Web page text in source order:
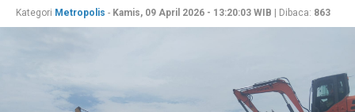
Kategori Metropolis - Kamis, 09 April 2026 - 13:20:03 WIB | Dibaca: 863